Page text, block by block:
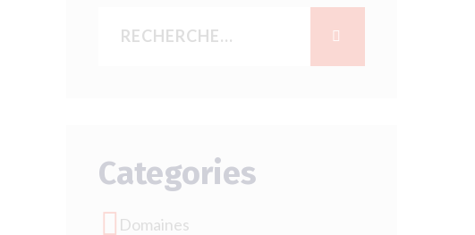
Categories
Domaines